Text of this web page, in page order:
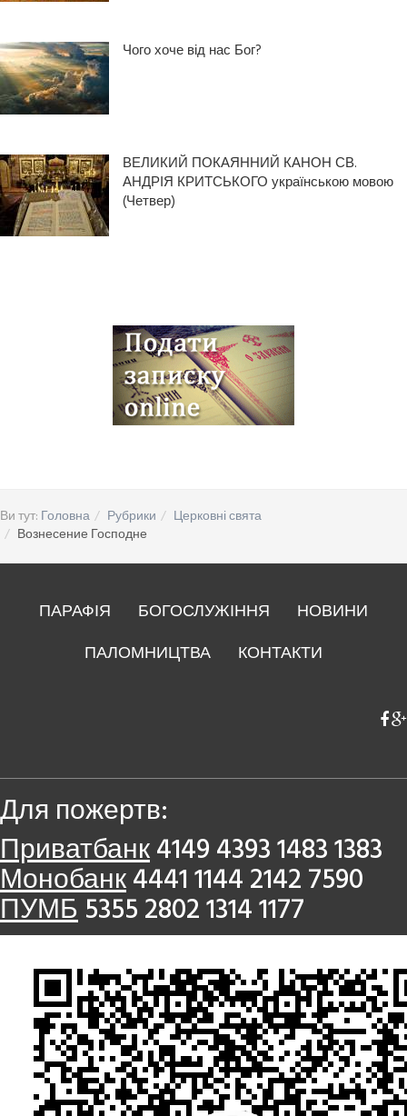
Чого хоче від нас Бог?
ВЕЛИКИЙ ПОКАЯННИЙ КАНОН СВ.
АНДРІЯ КРИТСЬКОГО українською мовою
(Четвер)
Ви тут: Головна Рубрики
Церковні свята
Вознесение Господне
ПАРАФІЯ БОГОСЛУЖІННЯ
НОВИНИ
ПАЛОМНИЦТВА
КОНТАКТИ
Для пожертв:
Приватбанк4149 4393 1483 1383
Монобанк4441 1144 2142 7590
ПУМБ5355 2802 1314 1177